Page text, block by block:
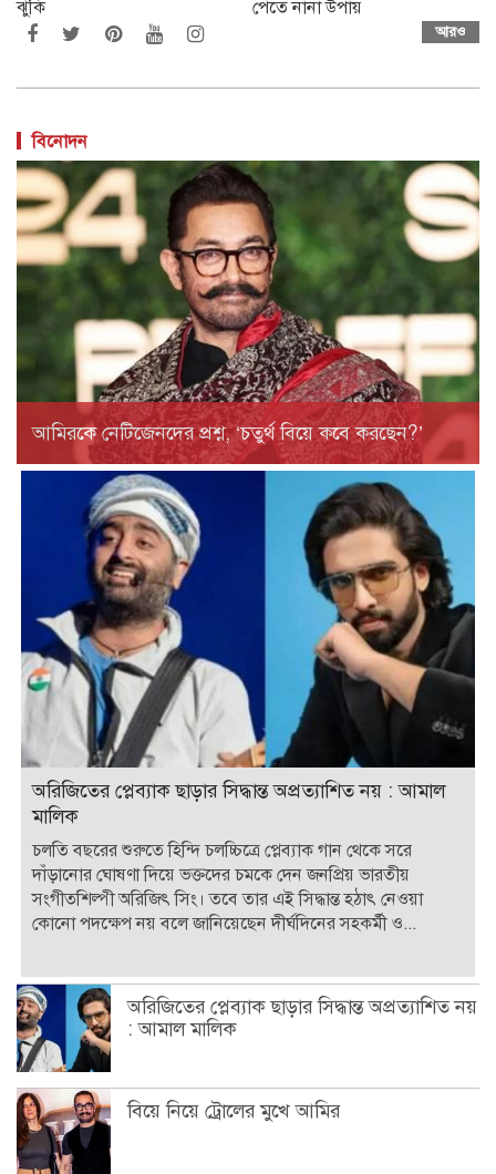
ঝুঁকি
পেতে নানা উপায়
আরও
বিনোদন
আমিরকে নেটিজেনদের প্রশ্ন, ‘চতুর্থ বিয়ে কবে করছেন?’
অরিজিতের প্লেব্যাক ছাড়ার সিদ্ধান্ত অপ্রত্যাশিত নয় : আমাল
মালিক
চলতি বছরের শুরুতে হিন্দি চলচ্চিত্রে প্লেব্যাক গান থেকে সরে
দাঁড়ানোর ঘোষণা দিয়ে ভক্তদের চমকে দেন জনপ্রিয় ভারতীয়
সংগীতশিল্পী অরিজিৎ সিং। তবে তার এই সিদ্ধান্ত হঠাৎ নেওয়া
কোনো পদক্ষেপ নয় বলে জানিয়েছেন দীর্ঘদিনের সহকর্মী ও...
অরিজিতের প্লেব্যাক ছাড়ার সিদ্ধান্ত অপ্রত্যাশিত নয়
: আমাল মালিক
বিয়ে নিয়ে ট্রোলের মুখে আমির